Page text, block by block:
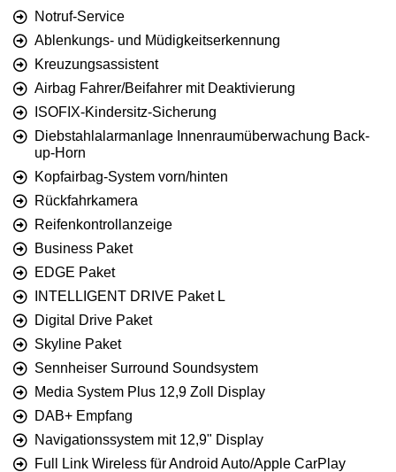
Notruf-Service
Ablenkungs- und Müdigkeitserkennung
Kreuzungsassistent
Airbag Fahrer/Beifahrer mit Deaktivierung
ISOFIX-Kindersitz-Sicherung
Diebstahlalarmanlage Innenraumüberwachung Back-
up-Horn
Kopfairbag-System vorn/hinten
Rückfahrkamera
Reifenkontrollanzeige
Business Paket
EDGE Paket
INTELLIGENT DRIVE Paket L
Digital Drive Paket
Skyline Paket
Sennheiser Surround Soundsystem
Media System Plus 12,9 Zoll Display
DAB+ Empfang
Navigationssystem mit 12,9" Display
Full Link Wireless für Android Auto/Apple CarPlay